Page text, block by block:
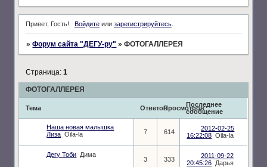
Привет, Гость! Войдитеили зарегистрируйтесь.
»Форум сайта "ДЕГУ-ру" »ФОТОГАЛЛЕРЕЯ
ФОТОГАЛЛЕРЕЯ
Страница:1
Тема ОтветовПросмотровПоследнее
сообщение
Наша новая малышка
Лиза Oila-la 7 614
2012-02-25
16:22:08 Oila-la
Дегу Тоби Дима
3 333
2011-09-22
20:45:26 Дарья